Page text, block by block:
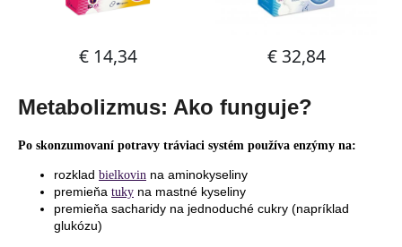
Metabolizmus: Ako funguje?
Po skonzumovaní potravy tráviaci systém používa enzýmy na:
rozklad bielkovin na aminokyseliny
premieňa tuky na mastné kyseliny
premieňa sacharidy na jednoduché cukry (napríklad
glukózu)